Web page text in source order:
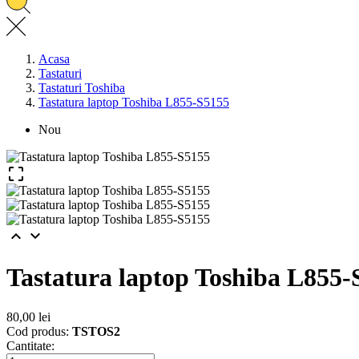
Acasa
Tastaturi
Tastaturi Toshiba
Tastatura laptop Toshiba L855-S5155
Nou

 
Tastatura laptop Toshiba L855-
80,00 lei
Cod produs: TSTOS2
Cantitate: